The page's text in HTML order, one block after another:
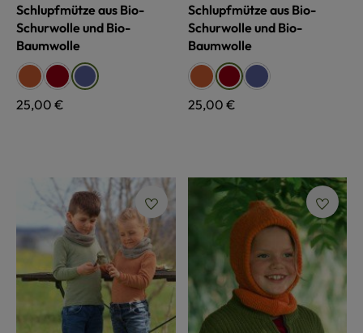
Schlupfmütze aus Bio-
Schurwolle und Bio-
Baumwolle
Farbe auswählen
orangerot blau
Regulärer Preis:
25,00 €
Schlupfmütze aus Bio-
Schurwolle und Bio-
Baumwolle
Farbeauswählen
orangerot blau
Regulärer Preis:
25,00 €